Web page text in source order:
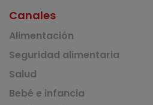
Canales
Alimentación
Seguridad alimentaria
Salud
Bebé e infancia